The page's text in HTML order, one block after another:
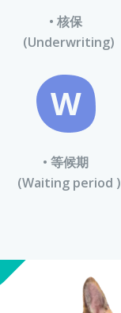
• 核保
(Underwriting)
W
• 等候期
(Waiting period )